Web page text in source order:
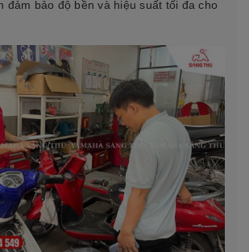
đảm bảo độ bền và hiệu suất tối đa cho